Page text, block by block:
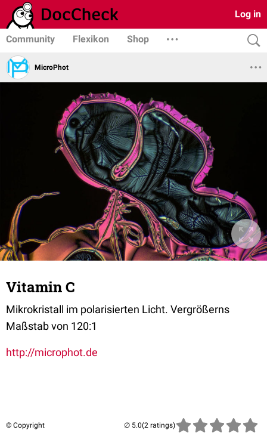
Log in
Community Flexikon Shop
MicroPhot
Vitamin C
Mikrokristall im polarisierten Licht. Vergrößerns
Maßstab von 120:1
http://microphot.de
© Copyright (2 ratings)